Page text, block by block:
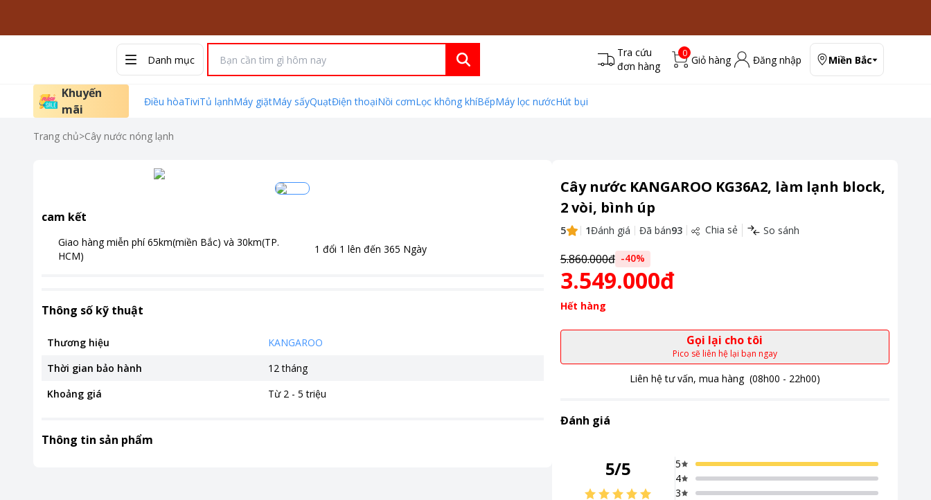
Danh mục
Tra cứu
đơn hàng
0
Giỏ hàng Đăng nhập Miền Bắc
Khuyến
mãi
Điều hòaTiviTủ lạnhMáy giặtMáy sấyQuạtĐiện thoạiNồi cơmLọc không khíBếpMáy lọc nướcHút bụi
Trang chủ>Cây nước nóng lạnh
cam kết
Giao hàng miễn phí 65km(miền Bắc) và 30km(TP.
HCM)
1 đổi 1 lên đến365 Ngày
Thông số kỹ thuật
Thương hiệu
KANGAROO
Thời gian bảo hành
12 tháng
Khoảng giá
Từ 2 - 5 triệu
Thông tin sản phẩm
Cây nước KANGAROO KG36A2, làm lạnh block,
2 vòi, bình úp
5 1Đánh giá Đã bán93 Chia sẻ So sánh
5.860.000đ -40%
3.549.000đ
Hết hàng
Gọi lại cho tôi
Pico sẽ liên hệ lại bạn ngay
Liên hệ tư vấn, mua hàng (08h00 - 22h00)
Đánh giá
5/5
5
4
3